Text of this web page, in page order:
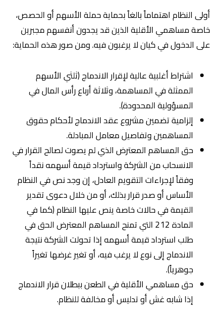
أولى النظام اهتماماً بالغاً بحماية حملة الأسهم أو الحصص،
خاصة مساهمي الأقلية الذين قد يجدون أنفسهم مجبرين
على الدخول في كيان لا يرغبون فيه. ومن صور هذه الحماية:
اشتراط أغلبية عالية لإقرار الاندماج (ثلثي الأسهم
الممثلة في المساهمة، وثلاثة أرباع رأس المال في
المسؤولية المحدودة).
إلزامية تضمين مشروع عقد الاندماج لأحكام حقوق
المساهمين وتفاصيل معامل المبادلة.
حق المساهم المعترض الذي لم يصوت لصالح القرار في
الانسحاب من الشركة واسترداد قيمة أسهمه نقداً
وفقاً لإجراءات التقويم العادل، إن وجد نص في النظام
الأساس أو صدر قرار بذلك، أو من خلال دعوى تقدير
القيمة في حالات خاصة ينص عليها النظام (كما في
المادة 212 التي تمنح المساهم المعترض الحق في
طلب استرداد قيمة أسهمه إذا تحولت الشركة نتيجة
الاندماج إلى نوع لا يرغب فيه، أو تغير غرضها تغيراً
جوهرياً).
حق مساهمي الأقلية في الطعن ببطلان قرار الاندماج
إذا شابه غش أو تدليس أو مخالفة للنظام.